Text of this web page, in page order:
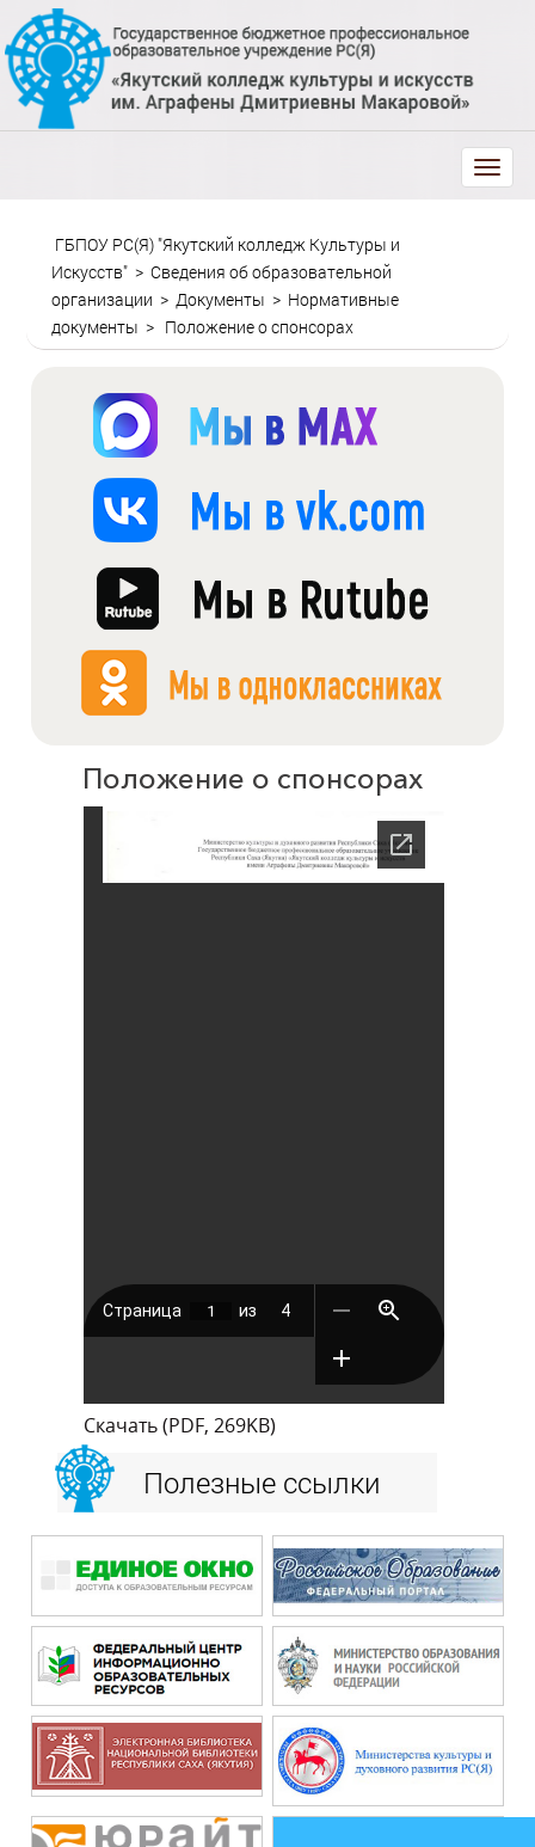
trk
ГБПОУ РС(Я) "Якутский колледж Культуры и
Искусств" > Сведения об образовательной
организации > Документы > Нормативные
документы > Положение о спонсорах
Положение о спонсорах
Скачать (PDF, 269KB)
Полезные ссылки